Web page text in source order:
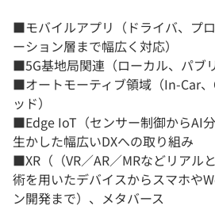
■モバイルアプリ（ドライバ、プ
ーション層まで幅広く対応）
■5G基地局関連（ローカル、パブリ
■オートモーティブ領域（In-Car
ッド）
■Edge IoT（センサー制御からAI
生かした幅広いDXへの取り組み
■XR（（VR／AR／MRなどリアル
術を用いたデバイスからスマホや
ン開発まで）、メタバース